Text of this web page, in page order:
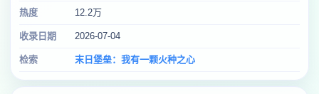
热度 12.2万
收录日期 2026-07-04
检索 末日堡垒：我有一颗火种之心